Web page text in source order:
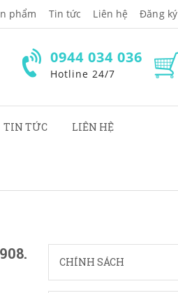
phẩm Tin tức Liên hệ Đăng ký
0944 034 036
Hotline 24/7
TIN TỨC LIÊN HỆ
CHÍNH SÁCH